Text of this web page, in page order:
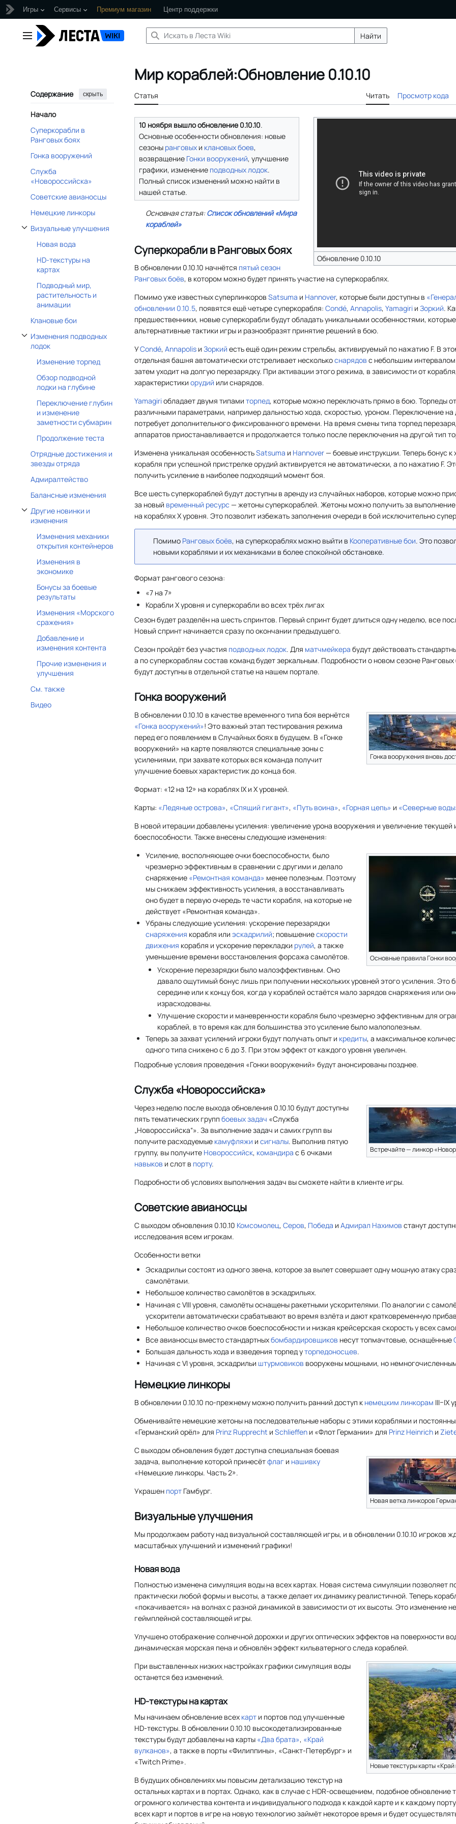
Игры Сервисы Премиум магазин Центр поддержки
содержанию
Главное меню Найти
Содержание скрыть
Начало
Суперкорабли в
Ранговых боях
Гонка вооружений
Служба
«Новороссийска»
Советские авианосцы
Немецкие линкоры
Визуальные улучшения
Отобразить/Скрыть подраздел Визуальные улучшения
Новая вода
HD-текстуры на
картах
Подводный мир,
растительность и
анимации
Клановые бои
Изменения подводных
лодок
Отобразить/Скрыть подраздел Изменения подводных лодок
Изменение торпед
Обзор подводной
лодки на глубине
Переключение глубин
и изменение
заметности субмарин
Продолжение теста
Отрядные достижения и
звезды отряда
Адмиралтейство
Балансные изменения
Другие новинки и
изменения
Отобразить/Скрыть подраздел Другие новинки и изменения
Изменения механики
открытия контейнеров
Изменения в
экономике
Бонусы за боевые
результаты
Изменения «Морского
сражения»
Добавление и
изменения контента
Прочие изменения и
улучшения
См. также
Видео
Мир кораблей:Обновление 0.10.10
Статья Читать Просмотр кода
Обновление 0.10.10
10 ноября вышло обновление 0.10.10.
Основные особенности обновления: новые
сезоны ранговых и клановых боев,
возвращение Гонки вооружений, улучшение
графики, изменение подводных лодок.
Полный список изменений можно найти в
нашей статье.
Основная статья:Список обновлений «Мира
кораблей»
Суперкорабли в Ранговых боях
В обновлении 0.10.10 начнётся пятый сезон
Ранговых боёв, в котором можно будет принять участие на суперкораблях.
Помимо уже известных суперлинкоров Satsuma и Hannover, которые были доступны в
обновлении 0.10.5, появятся ещё четыре суперкорабля: Condé, Annapolis, Yamagiri и Зоркий.
предшественники, новые суперкорабли будут обладать уникальными особенностями,
альтернативные тактики игры и разнообразят принятие решений в бою.
УCondé, Annapolis и Зоркий есть ещё один режим стрельбы, активируемый по нажатию F. В
отдельная башня автоматически отстреливает несколькоснарядов с небольшим
затем уходит на долгую перезарядку. При активации этого режима, в зависимости от
характеристики орудий или снарядов.
Yamagiriобладает двумя типами торпед, которые можно переключать прямо в бою. Торпеды
различными параметрами, например дальностью хода, скоростью, уроном. Переключение на
потребует дополнительного фиксированного времени. На время смены типа торпед
аппаратов приостанавливается и продолжается только после переключения на другой тип
Изменена уникальная особенностьSatsuma и Hannover— боевые инструкции. Теперь бонус к
корабля при успешной пристрелке орудий активируется не автоматически, а по нажатию F.
получить усиление в наиболее подходящий момент боя.
Все шесть суперкораблей будут доступны в аренду из случайных наборов, которые можно
за новый временный ресурс — жетоны суперкораблей. Жетоны можно получить за
на кораблях X уровня. Это позволит избежать заполнения очереди в бой исключительно
Помимо Ранговых боёв, на суперкораблях можно выйти в Кооперативные бои. Это
новыми кораблями и их механиками в более спокойной обстановке.
Формат рангового сезона:
«7 на 7»
Корабли X уровня и суперкорабли во всех трёх лигах
Сезон будет разделён на шесть спринтов. Первый спринт будет длиться одну неделю, все
Новый спринт начинается сразу по окончании предыдущего.
Сезон пройдёт без участия подводных лодок. Для матчмейкера будут действовать
а по суперкораблям состав команд будет зеркальным. Подробности о новом сезоне
будут доступны в отдельной статье на нашем портале.
Гонка вооружений
Гонка вооружения вновь
В обновлении 0.10.10 в качестве временного типа боя вернётся
«Гонка вооружений»! Это важный этап тестирования режима
перед его появлением в Случайных боях в будущем. В «Гонке
вооружений» на карте появляются специальные зоны с
усилениями, при захвате которых вся команда получит
улучшение боевых характеристик до конца боя.
Формат: «12 на 12» на кораблях IX и X уровней.
Карты: «Ледяные острова», «Спящий гигант», «Путь воина», «Горная цепь» и «Северные
В новой итерации добавлены усиления: увеличение урона вооружения и увеличение текущей
боеспособности. Также внесены следующие изменения:
Основные правила Гонки
Усиление, восполняющее очки боеспособности, было
чрезмерно эффективным в сравнении с другими и делало
снаряжение «Ремонтная команда» менее полезным. Поэтому
мы снижаем эффективность усиления, а восстанавливать
оно будет в первую очередь те части корабля, на которые не
действует «Ремонтная команда».
Убраны следующие усиления: ускорение перезарядки
снаряжения корабля илиэскадрилий; повышениескорости
движения корабля и ускорение перекладки рулей, а также
уменьшение времени восстановления форсажа самолётов.
Ускорение перезарядки было малоэффективным. Оно
давало ощутимый бонус лишь при получении нескольких уровней этого усиления. Это
середине или к концу боя, когда у кораблей остаётся мало зарядов снаряжения или
израсходованы.
Улучшение скорости и маневренности корабля было чрезмерно эффективным для
кораблей, в то время как для большинства это усиление было малополезным.
Теперь за захват усилений игроки будут получать опыт и кредиты, а максимальное
одного типа снижено с 6 до 3. При этом эффект от каждого уровня увеличен.
Подробные условия проведения «Гонки вооружений» будут анонсированы позднее.
Служба «Новороссийска»
Встречайте — линкор
Через неделю после выхода обновления 0.10.10 будут доступны
пять тематических групп боевых задач «Служба
„Новороссийска“». За выполнение задач и самих групп вы
получите расходуемые камуфляжи и сигналы. Выполнив пятую
группу, вы получите Новороссийск, командира с 6 очками
навыков и слот в порту.
Подробности об условиях выполнения задач вы сможете найти в клиенте игры.
Советские авианосцы
С выходом обновления 0.10.10 Комсомолец, Серов, Победа и Адмирал Нахимов станут
исследования всем игрокам.
Особенности ветки
Эскадрильи состоят из одного звена, которое за вылет совершает одну мощную атаку
самолётами.
Небольшое количество самолётов в эскадрильях.
Начиная с VIII уровня, самолёты оснащены ракетными ускорителями. По аналогии с
ускорители автоматически срабатывают во время взлёта и дают кратковременную
Небольшое количество очков боеспособности и низкая крейсерская скорость у всех
Все авианосцы вместо стандартныхбомбардировщиков несут топмачтовые, оснащённые
Большая дальность хода и взведения торпед уторпедоносцев.
Начиная с VI уровня, эскадрильи штурмовиков вооружены мощными, но
Немецкие линкоры
Новая ветка линкоров
В обновлении 0.10.10 по-прежнему можно получить ранний доступ к немецким линкорам III–IX
Обменивайте немецкие жетоны на последовательные наборы с этими кораблями и
«Германский орёл» для Prinz Rupprecht и Schlieffen и «Флот Германии» для Prinz Heinrich и
С выходом обновления будет доступна специальная боевая
задача, выполнение которой принесётфлаг и нашивку
«Немецкие линкоры. Часть 2».
Украшен порт Гамбург.
Визуальные улучшения
Мы продолжаем работу над визуальной составляющей игры, и в обновлении 0.10.10 игроков
масштабных улучшений и изменений графики!
Новая вода
Полностью изменена симуляция воды на всех картах. Новая система симуляции позволяет
практически любой формы и высоты, а также делает их динамику реалистичной. Теперь
«покачивается» на волнах с разной динамикой в зависимости от их высоты. Это изменение
геймплейной составляющей игры.
Новые текстуры карты
Улучшено отображение солнечной дорожки и других оптических эффектов на поверхности
динамическая морская пена и обновлён эффект кильватерного следа кораблей.
При выставленных низких настройках графики симуляция воды
останется без изменений.
HD-текстуры на картах
Мы начинаем обновление всех карт и портов под улучшенные
HD-текстуры. В обновлении 0.10.10 высокодетализированные
текстуры будут добавлены на карты «Два брата», «Край
вулканов», а также в порты «Филиппины», «Санкт-Петербург» и
«Twitch Prime».
В будущих обновлениях мы повысим детализацию текстур на
остальных картах и в портах. Однако, как в случае с HDR-освещением, подобное обновление
огромного количества контента и индивидуального подхода к каждой карте и к каждому
всех карт и портов в игре на новую технологию займёт некоторое время и будет